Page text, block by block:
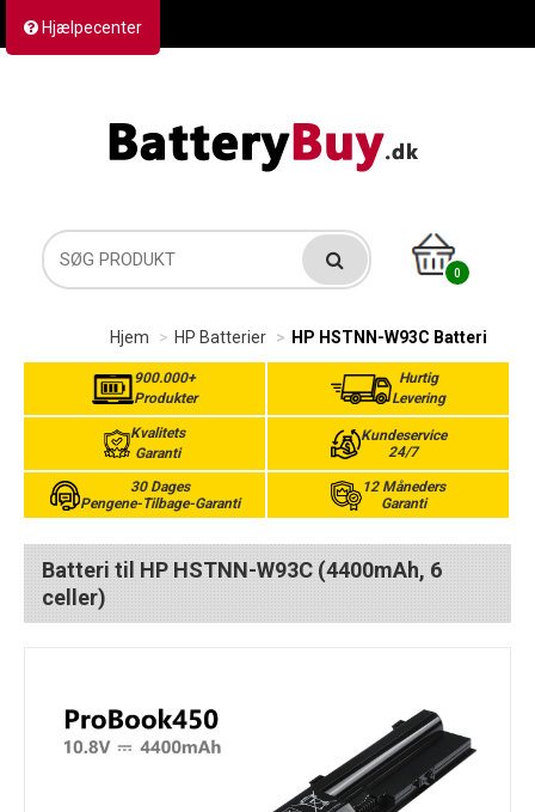
Hjælpecenter
0
Hjem HP Batterier HP HSTNN-W93C Batteri
900.000+
Produkter
Hurtig
Levering
Kvalitets
Garanti
Kundeservice
24/7
30 Dages
Pengene-Tilbage-Garanti
12 Måneders
Garanti
Batteri til HP HSTNN-W93C (4400mAh, 6
celler)